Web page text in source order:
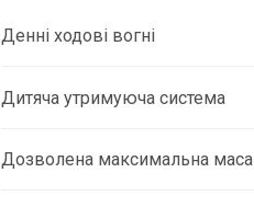
Денні ходові вогні
Дитяча утримуюча система
Дозволена максимальна маса